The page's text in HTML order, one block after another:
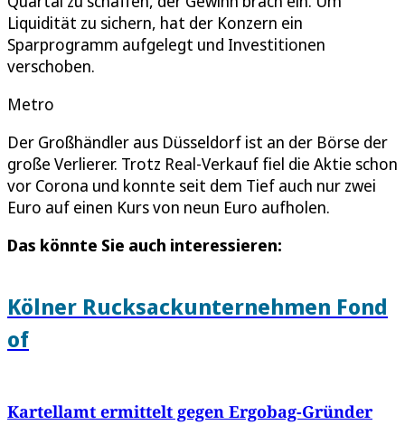
Liquidität zu sichern, hat der Konzern ein
Sparprogramm aufgelegt und Investitionen
verschoben.
Metro
Der Großhändler aus Düsseldorf ist an der Börse der
große Verlierer. Trotz Real-Verkauf fiel die Aktie schon
vor Corona und konnte seit dem Tief auch nur zwei
Euro auf einen Kurs von neun Euro aufholen.
Das könnte Sie auch interessieren:
Kölner Rucksackunternehmen Fond
of
Kartellamt ermittelt gegen Ergobag-Gründer